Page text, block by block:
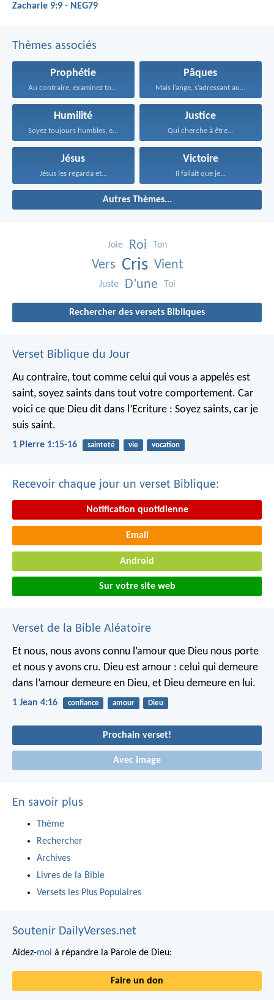
Zacharie 9:9 - NEG79
Thèmes associés
Prophétie
Au contraire, examinez toutes...
Pâques
Mais l’ange, s’adressant aux...
Humilité
Soyez toujours humbles, empreints...
Justice
Qui cherche à être...
Jésus
Jésus les regarda et...
Victoire
Il fallait que je...
Autres Thèmes...
Joie Roi Ton
Vers Cris Vient
Juste D’une Toi
Rechercher des versets Bibliques
Verset Biblique du Jour
Au contraire, tout comme celui qui vous a appelés est
saint, soyez saints dans tout votre comportement. Car
voici ce que Dieu dit dans l’Ecriture : Soyez saints, car je
suis saint.
1 Pierre 1:15-16 sainteté vie vocation
Recevoir chaque jour un verset Biblique:
Notification quotidienne
Email
Android
Sur votre site web
Verset de la Bible Aléatoire
Et nous, nous avons connu l’amour que Dieu nous porte
et nous y avons cru. Dieu est amour : celui qui demeure
dans l’amour demeure en Dieu, et Dieu demeure en lui.
1 Jean 4:16 confiance amour Dieu
Prochain verset!
Avec Image
En savoir plus
Thème
Rechercher
Archives
Livres de la Bible
Versets les Plus Populaires
Soutenir DailyVerses.net
Aidez-moi à répandre la Parole de Dieu:
Faire un don